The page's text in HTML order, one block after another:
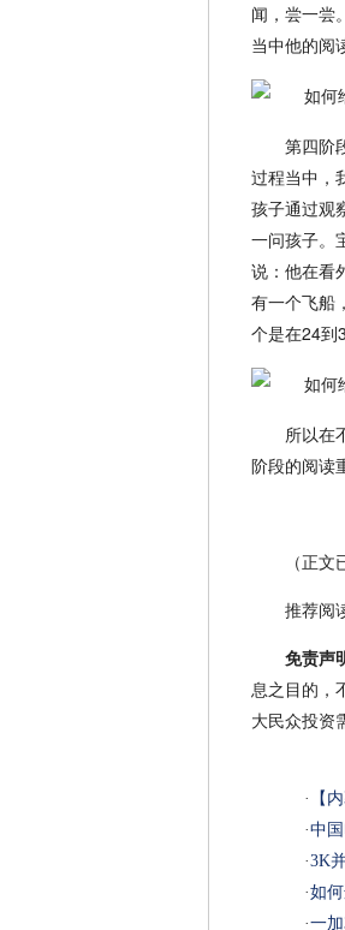
闻，尝一尝
当中他的阅
第四阶
过程当中，
孩子通过观
一问孩子。
说：他在看
有一个飞船
个是在24到
所以在
阶段的阅读
（正文
推荐阅
免责声
息之目的，
大民众投资
·
【
·中
·3K
·如
·一